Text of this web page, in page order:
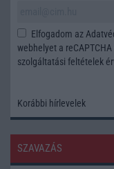
Elfogadom az
webhelyet a
szolgáltatási feltételek
Korábbi hírlevelek
SZAVAZÁS